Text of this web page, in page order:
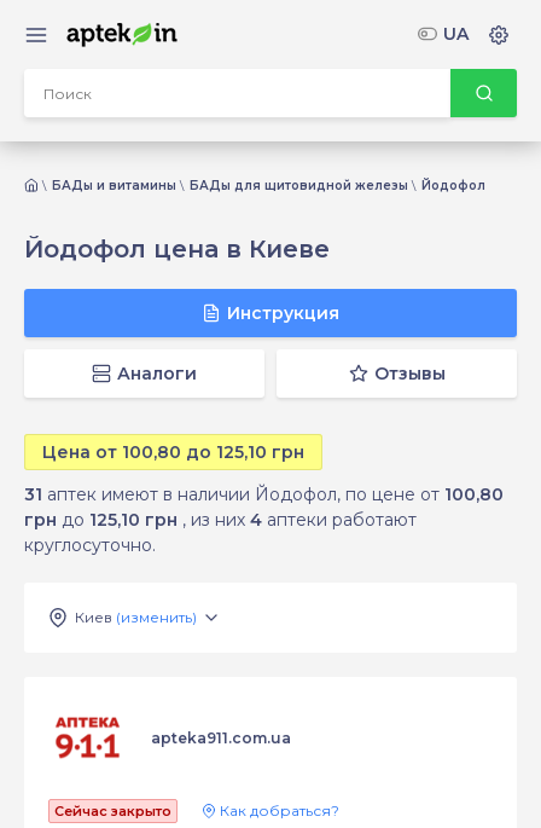
БАДы и витамины БАДы для щитовидной железы Йодофол
Йодофол цена в Киеве
Инструкция
Аналоги Отзывы
Цена от 100,80 до 125,10 грн
31 аптек имеют в наличии Йодофол, по цене от 100,80
грн до 125,10 грн , из них 4 аптеки работают
круглосуточно.
Киев (изменить)
apteka911.com.ua
Сейчас закрыто
Как добраться?
UA